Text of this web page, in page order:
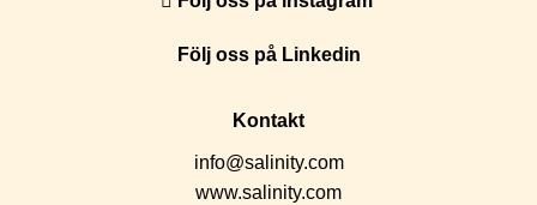
Följ oss på Linkedin
Kontakt
info@salinity.com
www.salinity.com